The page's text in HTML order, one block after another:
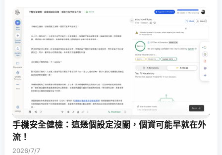
手機安全健檢：這幾個設定沒關，個資可能早就在外
流！
2026/7/7